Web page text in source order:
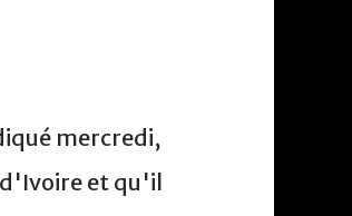
(Moghreb de
mercredi,
et qu'il